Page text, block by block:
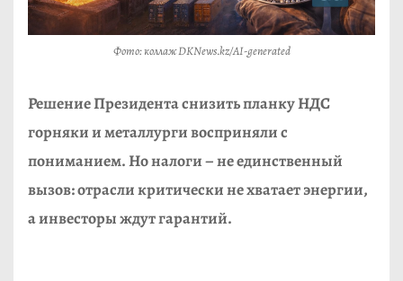
Фото: коллаж DKNews.kz/AI-generated
Решение Президента снизить планку НДС
горняки и металлурги восприняли с
пониманием. Но налоги – не единственный
вызов: отрасли критически не хватает энергии,
а инвесторы ждут гарантий.